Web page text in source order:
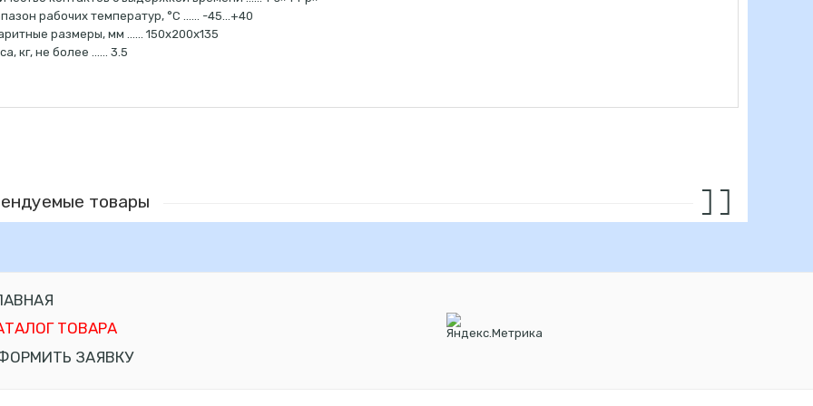
рабочих температур, °С …… -45…+40
размеры, мм …… 150х200х135
кг, не более …… 3.5
товары
ТОВАРА
ЗАЯВКУ